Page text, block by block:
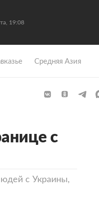
19:08
Средняя Азия
с
с Украины,